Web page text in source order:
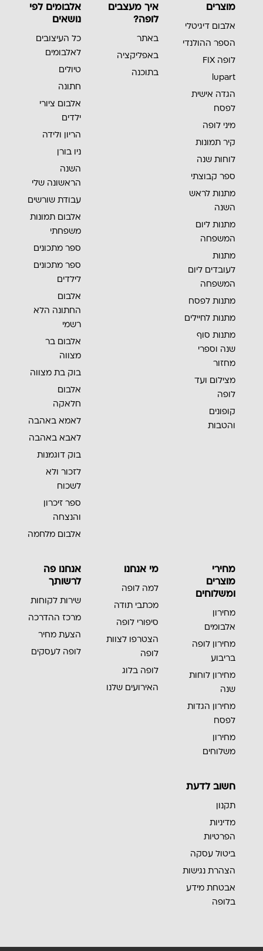
מוצרים
אלבום דיגיטלי
הספר ההולנדי
לופה FIX
lupart
הגדה אישית
לפסח
מיני לופה
קיר תמונות
לוחות שנה
ספר קבוצתי
מתנות לראש
השנה
מתנות ליום
המשפחה
מתנות
לעובדים ליום
המשפחה
מתנות לפסח
מתנות לחיילים
מתנות סוף
שנה וספרי
מחזור
מצילום ועד
לופה
קופונים
והטבות
איך מעצבים
לופה?
באתר
באפליקציה
בתוכנה
אלבומים לפי
נושאים
כל העיצובים
לאלבומים
טיולים
חתונה
אלבום ציורי
ילדים
הריון ולידה
ניו בורן
השנה
הראשונה שלי
עבודת שורשים
אלבום תמונות
משפחתי
ספר מתכונים
ספר מתכונים
לילדים
אלבום
החתונה הלא
רשמי
אלבום בר
מצווה
בוק בת מצווה
אלבום
חלאקה
לאמא באהבה
לאבא באהבה
בוק דוגמנות
לזכור ולא
לשכוח
ספר זיכרון
והנצחה
אלבום מלחמה
מחירי
מוצרים
ומשלוחים
מחירון
אלבומים
מחירון לופה
בריבוע
מחירון לוחות
שנה
מחירון הגדות
לפסח
מחירון
משלוחים
מי אנחנו
למה לופה
מכתבי תודה
סיפורי לופה
הצטרפו לצוות
לופה
לופה בלוג
האירועים שלנו
אנחנו פה
לרשותך
שירות לקוחות
מרכז ההדרכה
הצעת מחיר
לופה לעסקים
חשוב לדעת
תקנון
מדיניות
הפרטיות
ביטול עסקה
הצהרת נגישות
אבטחת מידע
בלופה